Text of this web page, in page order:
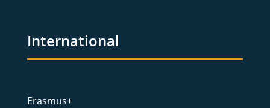
International
Erasmus+